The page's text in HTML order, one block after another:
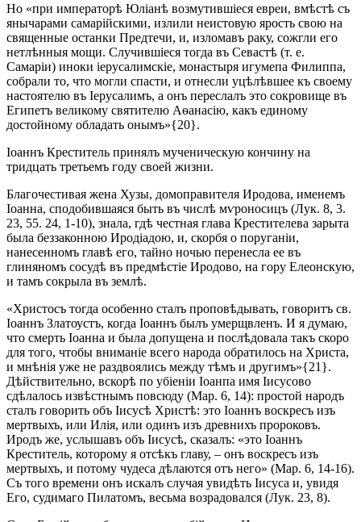
Но «при императорѣ Юліанѣ возмутившіеся евреи, вмѣстѣ съ
янычарами самарійскими, излили неистовую ярость свою на
священные останки Предтечи, и, изломавъ раку, сожгли его
нетлѣнныя мощи. Случившіеся тогда въ Севастѣ (т. е.
Самаріи) иноки іерусалимскіе, монастыря игумепа Филиппа,
собрали то, что могли спасти, и отнесли уцѣлѣвшее къ своему
настоятелю въ Іерусалимъ, а онъ переслалъ это сокровище въ
Египетъ великому святителю Аѳанасію, какъ единому
достойному обладать онымъ»{20}.
Іоаннъ Креститель принялъ мученическую кончину на
тридцать третьемъ году своей жизни.
Благочестивая жена Хузы, домоправителя Иродова, именемъ
Іоанна, сподобившаяся быть въ числѣ мѵроносицъ (Лук. 8, 3.
23, 55. 24, 1-10), знала, гдѣ честная глава Крестителева зарыта
была беззаконною Иродіадою, и, скорбя о поруганіи,
нанесенномъ главѣ его, тайно ночью перенесла ее въ
глиняномъ сосудѣ въ предмѣстіе Иродово, на гору Елеонскую,
и тамъ сокрыла въ землѣ.
«Христосъ тогда особенно сталъ проповѣдывать, говоритъ св.
Іоаннъ Златоустъ, когда Іоаннъ былъ умерщвленъ. И я думаю,
что смерть Іоанна и была допущена и послѣдовала такъ скоро
для того, чтобы вниманіе всего народа обратилось на Христа,
и мнѣнія уже не раздвоялись между тѣмъ и другимъ»{21}.
Дѣйствительно, вскорѣ по убіеніи Іоанпа имя Іисусово
сдѣлалось извѣстнымъ повсюду (Мар. 6, 14): простой народъ
сталъ говорить объ Іисусѣ Христѣ: это Іоаннъ воскресъ изъ
мертвыхъ, или Илія, или одинъ изъ древнихъ пророковъ.
Иродъ же, услышавъ объ Іисусѣ, сказалъ: «это Іоаннъ
Креститель, которому я отсѣкъ главу, – онъ воскресъ изъ
мертвыхъ, и потому чудеса дѣлаются отъ него» (Мар. 6, 14-16).
Съ того времени онъ искалъ случая увидѣть Іисуса и, увидя
Его, судимаго Пилатомъ, весьма возрадовался (Лук. 23, 8).